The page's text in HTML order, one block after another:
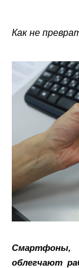
Как не
облегчают